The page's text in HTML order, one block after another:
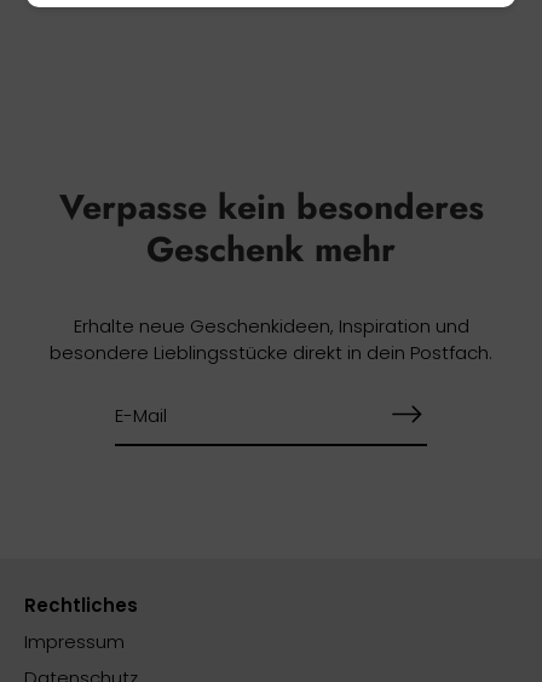
Verpasse kein besonderes
Geschenk mehr
Erhalte neue Geschenkideen, Inspiration und
besondere Lieblingsstücke direkt in dein Postfach.
Rechtliches
Impressum